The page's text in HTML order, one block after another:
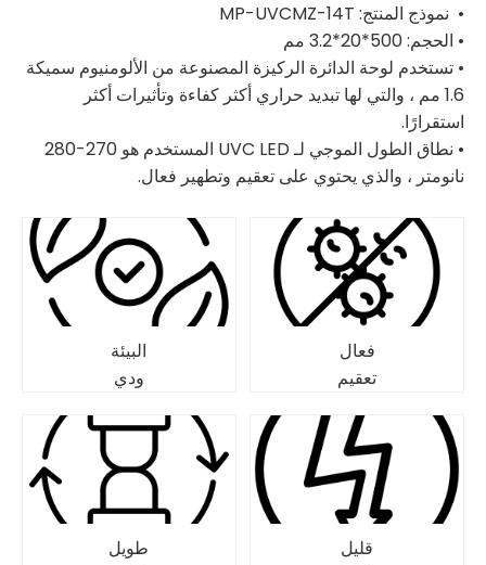
• نموذج المنتج: MP-UVCMZ-14T
• الحجم: 500*20*3.2 مم
• تستخدم لوحة الدائرة الركيزة المصنوعة من الألومنيوم سميكة
1.6 مم ، والتي لها تبديد حراري أكثر كفاءة وتأثيرات أكثر
استقرارًا.
• نطاق الطول الموجي لـ UVC LED المستخدم هو 270-280
نانومتر ، والذي يحتوي على تعقيم وتطهير فعال.
فعال
تعقيم
البيئة
ودي
قليل
طويل